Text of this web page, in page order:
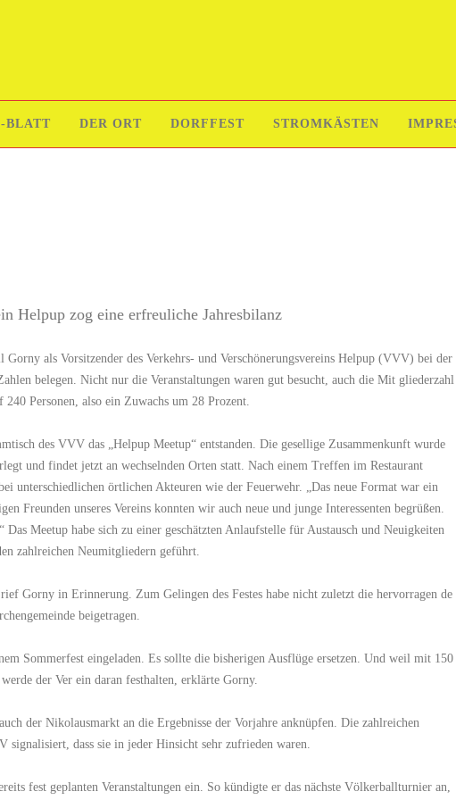
BLATT DER ORT DORFFEST STROMKÄSTEN
Helpup zog eine erfreuliche Jahresbilanz
als Vorsitzender des Verkehrs- und Verschönerungsvereins Helpup (VVV) bei der
belegen. Nicht nur die Veranstaltungen waren gut besucht, auch die Mit gliederzahl
Personen, also ein Zuwachs um 28 Prozent.
des VVV das „Helpup Meetup“ entstanden. Die gesellige Zusammenkunft wurde
und findet jetzt an wechselnden Orten statt. Nach einem Treffen im Restaurant
unterschiedlichen örtlichen Akteuren wie der Feuerwehr. „Das neue Format war ein
Freunden unseres Vereins konnten wir auch neue und junge Interessenten begrüßen.
Meetup habe sich zu einer geschätzten Anlaufstelle für Austausch und Neuigkeiten
zahlreichen Neumitgliedern geführt.
Gorny in Erinnerung. Zum Gelingen des Festes habe nicht zuletzt die hervorragen de
beigetragen.
Sommerfest eingeladen. Es sollte die bisherigen Ausflüge ersetzen. Und weil mit 150
der Ver ein daran festhalten, erklärte Gorny.
der Nikolausmarkt an die Ergebnisse der Vorjahre anknüpfen. Die zahlreichen
signalisiert, dass sie in jeder Hinsicht sehr zufrieden waren.
fest geplanten Veranstaltungen ein. So kündigte er das nächste Völkerballturnier an,